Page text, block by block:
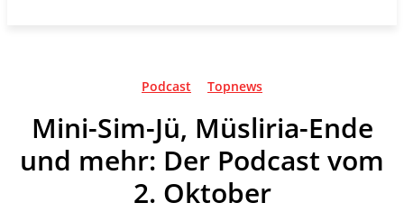
Podcast Topnews
Mini-Sim-Jü, Müsliria-Ende
und mehr: Der Podcast vom
2. Oktober